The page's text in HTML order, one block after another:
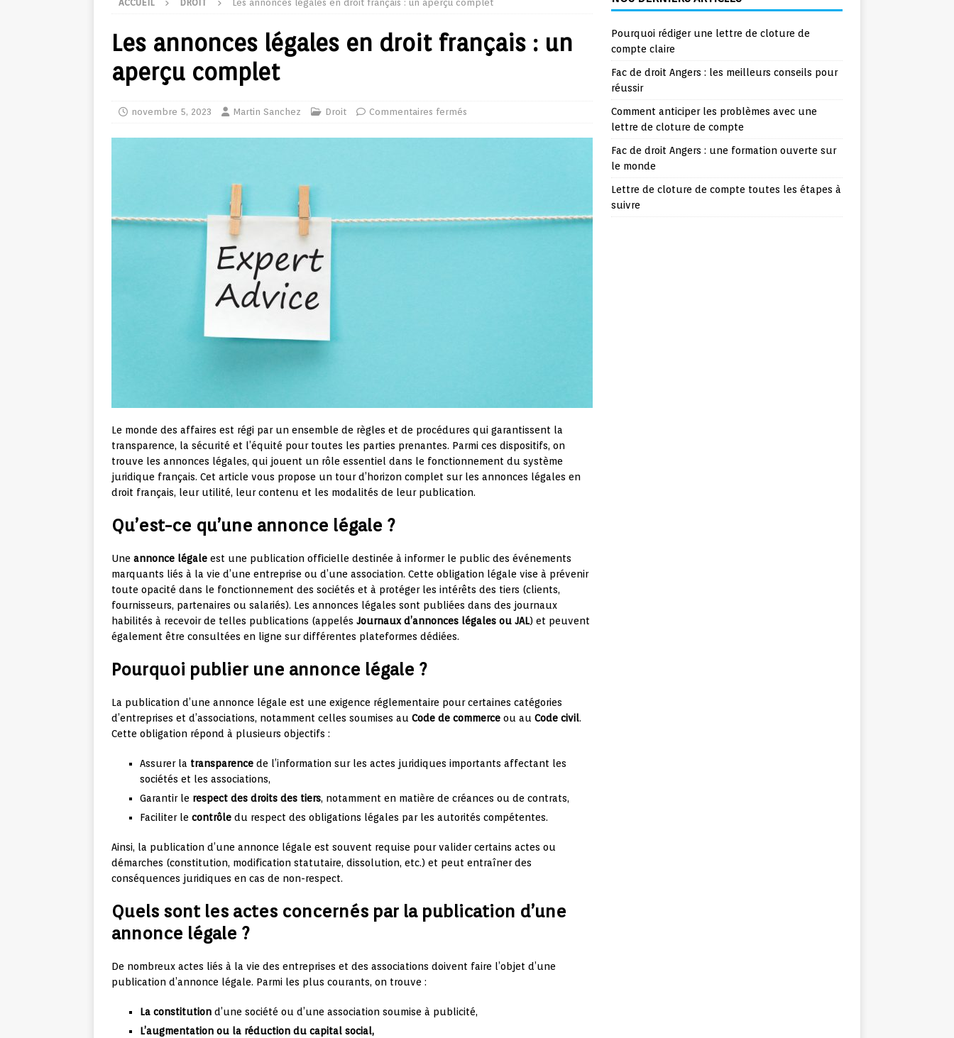
ACCUEIL DROIT Les annonces légales en droit français : un aperçu complet
Les annonces légales en droit français : un
aperçu complet
novembre 5, 2023 Martin Sanchez Droit Commentaires fermés
Le monde des affaires est régi par un ensemble de règles et de procédures qui garantissent la
transparence, la sécurité et l’équité pour toutes les parties prenantes. Parmi ces dispositifs, on
trouve les annonces légales, qui jouent un rôle essentiel dans le fonctionnement du système
juridique français. Cet article vous propose un tour d’horizon complet sur les annonces légales en
droit français, leur utilité, leur contenu et les modalités de leur publication.
Qu’est-ce qu’une annonce légale ?
Une annonce légale est une publication officielle destinée à informer le public des événements
marquants liés à la vie d’une entreprise ou d’une association. Cette obligation légale vise à prévenir
toute opacité dans le fonctionnement des sociétés et à protéger les intérêts des tiers (clients,
fournisseurs, partenaires ou salariés). Les annonces légales sont publiées dans des journaux
habilités à recevoir de telles publications (appelés Journaux d’annonces légales ou JAL) et peuvent
également être consultées en ligne sur différentes plateformes dédiées.
Pourquoi publier une annonce légale ?
La publication d’une annonce légale est une exigence réglementaire pour certaines catégories
d’entreprises et d’associations, notamment celles soumises au Code de commerce ou au Code civil.
Cette obligation répond à plusieurs objectifs :
Assurer la transparence de l’information sur les actes juridiques importants affectant les
sociétés et les associations,
Garantir le respect des droits des tiers, notamment en matière de créances ou de contrats,
Faciliter le contrôle du respect des obligations légales par les autorités compétentes.
Ainsi, la publication d’une annonce légale est souvent requise pour valider certains actes ou
démarches (constitution, modification statutaire, dissolution, etc.) et peut entraîner des
conséquences juridiques en cas de non-respect.
Quels sont les actes concernés par la publication d’une
annonce légale ?
De nombreux actes liés à la vie des entreprises et des associations doivent faire l’objet d’une
publication d’annonce légale. Parmi les plus courants, on trouve :
La constitution d’une société ou d’une association soumise à publicité,
L’augmentation ou la réduction du capital social,
Pourquoi rédiger une lettre de cloture de
compte claire
Fac de droit Angers : les meilleurs conseils pour
réussir
Comment anticiper les problèmes avec une
lettre de cloture de compte
Fac de droit Angers : une formation ouverte sur
le monde
Lettre de cloture de compte toutes les étapes à
suivre